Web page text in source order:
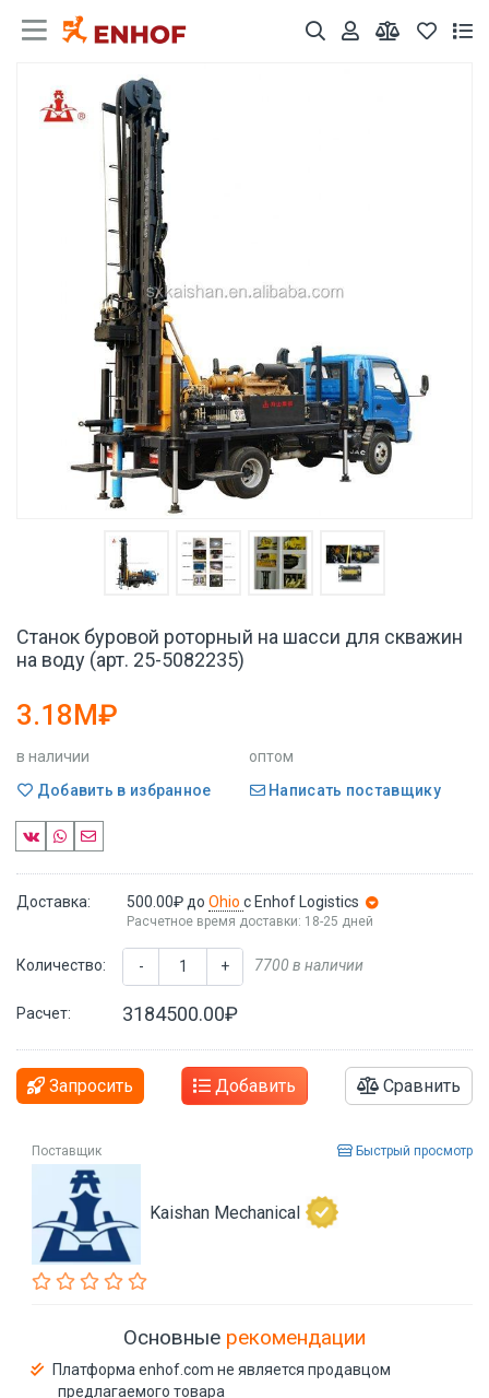
Станок буровой роторный на шасси для скважин
на воду (арт. 25-5082235)
3.18M₽
в наличии
оптом
Добавить в избранное
Написать поставщику
Доставка: 500.00₽ до Ohio с Enhof Logistics
Расчетное время доставки: 18-25 дней
Количество: - + 7700 в наличии
Расчет: 3184500.00₽
Запросить Добавить Сравнить
Поставщик Быстрый просмотр
Kaishan Mechanical
Основные рекомендации
Платформа enhof.com не является продавцом
предлагаемого товара